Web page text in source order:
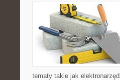
tematy takie jak